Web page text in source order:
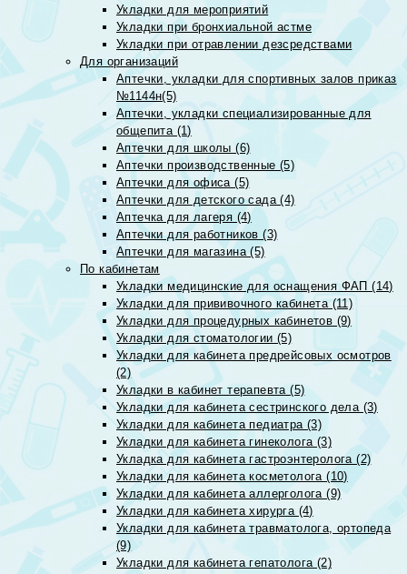
Укладки для мероприятий
Укладки при бронхиальной астме
Укладки при отравлении дезсредствами
Для организаций
Аптечки, укладки для спортивных залов приказ
№1144н(5)
Аптечки, укладки специализированные для
общепита (1)
Аптечки для школы (6)
Аптечки производственные (5)
Аптечки для офиса (5)
Аптечки для детского сада (4)
Аптечка для лагеря (4)
Аптечки для работников (3)
Аптечки для магазина (5)
По кабинетам
Укладки медицинские для оснащения ФАП (14)
Укладки для прививочного кабинета (11)
Укладки для процедурных кабинетов (9)
Укладки для стоматологии (5)
Укладки для кабинета предрейсовых осмотров
(2)
Укладки в кабинет терапевта (5)
Укладки для кабинета сестринского дела (3)
Укладки для кабинета педиатра (3)
Укладки для кабинета гинеколога (3)
Укладка для кабинета гастроэнтеролога (2)
Укладки для кабинета косметолога (10)
Укладки для кабинета аллерголога (9)
Укладки для кабинета хирурга (4)
Укладки для кабинета травматолога, ортопеда
(9)
Укладки для кабинета гепатолога (2)